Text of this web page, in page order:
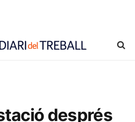
després